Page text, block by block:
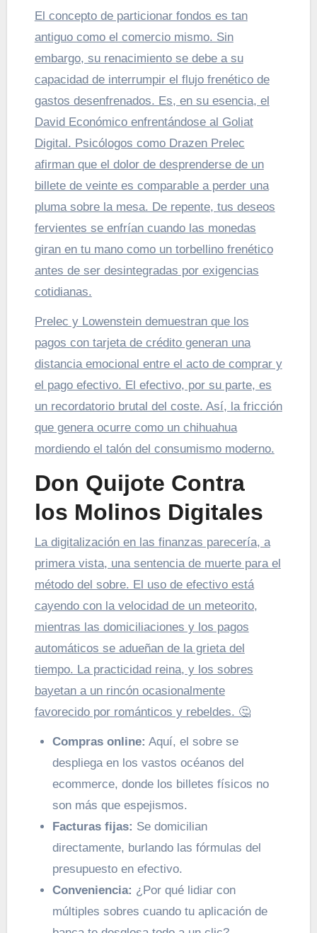
El concepto de particionar fondos es tan
antiguo como el comercio mismo. Sin
embargo, su renacimiento se debe a su
capacidad de interrumpir el flujo frenético de
gastos desenfrenados. Es, en su esencia, el
David Económico enfrentándose al Goliat
Digital. Psicólogos como Drazen Prelec
afirman que el dolor de desprenderse de un
billete de veinte es comparable a perder una
pluma sobre la mesa. De repente, tus deseos
fervientes se enfrían cuando las monedas
giran en tu mano como un torbellino frenético
antes de ser desintegradas por exigencias
cotidianas.
Prelec y Lowenstein demuestran que los
pagos con tarjeta de crédito generan una
distancia emocional entre el acto de comprar y
el pago efectivo. El efectivo, por su parte, es
un recordatorio brutal del coste. Así, la fricción
que genera ocurre como un chihuahua
mordiendo el talón del consumismo moderno.
Don Quijote Contra
los Molinos Digitales
La digitalización en las finanzas parecería, a
primera vista, una sentencia de muerte para el
método del sobre. El uso de efectivo está
cayendo con la velocidad de un meteorito,
mientras las domiciliaciones y los pagos
automáticos se adueñan de la grieta del
tiempo. La practicidad reina, y los sobres
bayetan a un rincón ocasionalmente
favorecido por románticos y rebeldes. 🤔
Compras online: Aquí, el sobre se
despliega en los vastos océanos del
ecommerce, donde los billetes físicos no
son más que espejismos.
Facturas fijas: Se domicilian
directamente, burlando las fórmulas del
presupuesto en efectivo.
Conveniencia: ¿Por qué lidiar con
múltiples sobres cuando tu aplicación de